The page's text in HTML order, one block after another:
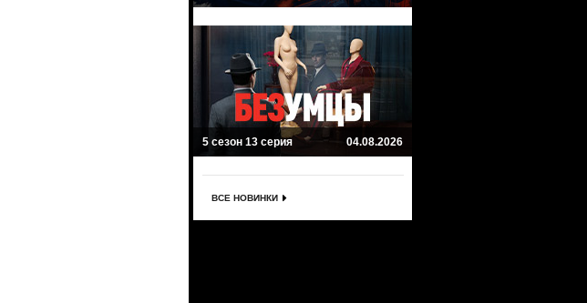
5 сезон 13 серия 04.08.2026
ВСЕ НОВИНКИ